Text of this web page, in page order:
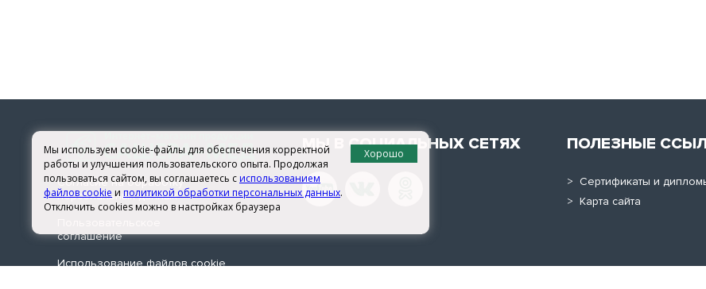
Согласие на обработку
персональных данных
соглашение
Использование файлов сookie
МЫ В СОЦИАЛЬНЫХ СЕТЯХ ПОЛЕЗНЫЕ
> Сертификаты и
> Карта сайта
Мы используем cookie-файлы для обеспечения корректной
работы и улучшения пользовательского опыта. Продолжая
пользоваться сайтом, вы соглашаетесь с использованием
файлов cookie и политикой обработки персональных данных.
Отключить cookies можно в настройках браузера
Хорошо